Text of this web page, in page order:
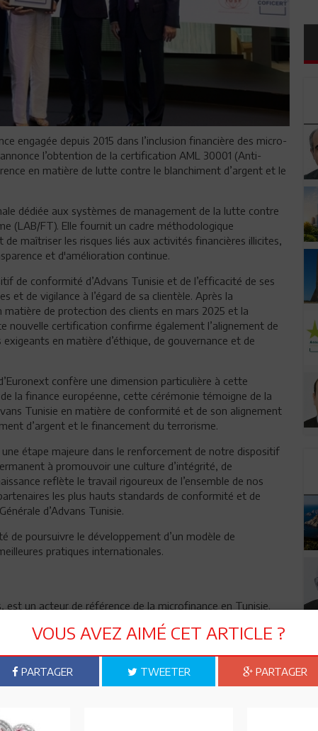
engagée depuis 2015 dans l’inclusion financière des micro-
l’obtention de la certification AML 30001 (Anti-
en matière de lutte contre le blanchiment d’argent et le
dédiée aux systèmes de management de la lutte contre
(LAB/FT). Elle fournit un cadre méthodologique
maîtriser les risques liés aux activités financières illicites,
et d'amélioration continue.
de conformité d’Advans Tunisie et de l’efficacité de ses
et de vigilance à l’égard de sa clientèle. Après la
de protection des clients en mars 2025 et la
nouvelle certification confirme également l’alignement de
en matière d’éthique, de gouvernance et de
confère une dimension particulière à cette
la finance européenne, cette cérémonie témoigne de la
Tunisie en matière de conformité et de son alignement
d’argent et le financement du terrorisme.
étape majeure dans le renforcement de notre dispositif
à promouvoir une culture d’intégrité, de
reflète le travail rigoureux de l’ensemble de nos
les plus hauts standards de conformité et de
d’Advans Tunisie.
de poursuivre le développement d’un modèle de
pratiques internationales.
un acteur de référence de la microfinance en Tunisie.
éthiques, responsables et durables aux micros, petites
de ses activités en mars 2015, Advans Tunisie accompagne
des solutions financières adaptées à leurs besoins
et social du pays.
clients actifs à travers un réseau de 31 agences, participant
et au renforcement de l’inclusion financière.
VOUS AVEZ AIMÉ CET ARTICLE ?
PARTAGER TWEETER PARTAGER